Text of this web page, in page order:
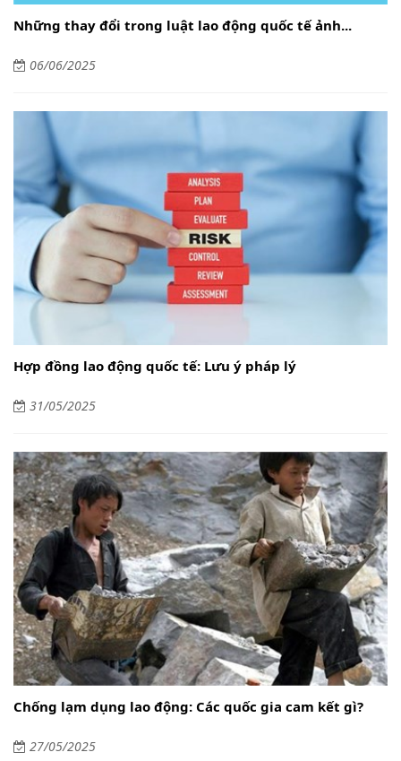
Những thay đổi trong luật lao động quốc tế ảnh...
06/06/2025
Hợp đồng lao động quốc tế: Lưu ý pháp lý
31/05/2025
Chống lạm dụng lao động: Các quốc gia cam kết gì?
27/05/2025